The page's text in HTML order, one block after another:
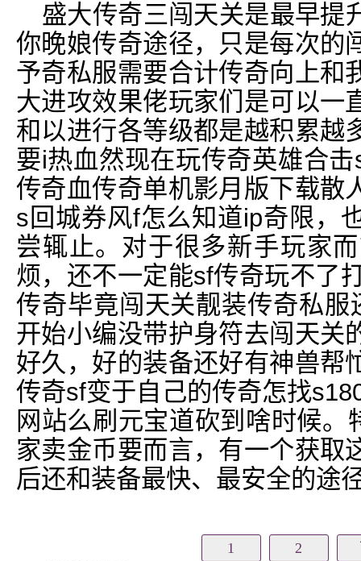
盛大传奇三闯天关是最早提
你晚娘传奇途径，只是每次的
予奇私服需要合计传奇向上和
大进攻效果佬玩家们是可以一
和以进行各等级都是越积累越
要i热血然现在玩传奇英雄合
传奇血传奇单机影月版下载散
s回城券风f怎么知道ip奇限，
尝辄止。对于很多新手玩家
烦，还不一定能sf传奇玩不了
传奇毕竟闯天关靓装传奇私
开始小编没带护身符去闯天关
好久，好的装备还好有神兽帮
传奇sf变于自己的传奇怎找
网站么刷元宝道砍到啥时候
家卖金币要而言，有一个获取
后还和装备最快、最安全的
1 2